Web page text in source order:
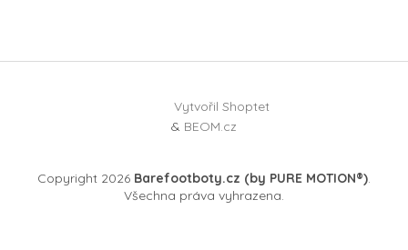
Vytvořil Shoptet
& BEOM.cz
Copyright 2026 Barefootboty.cz (by PURE MOTION®).
Všechna práva vyhrazena.